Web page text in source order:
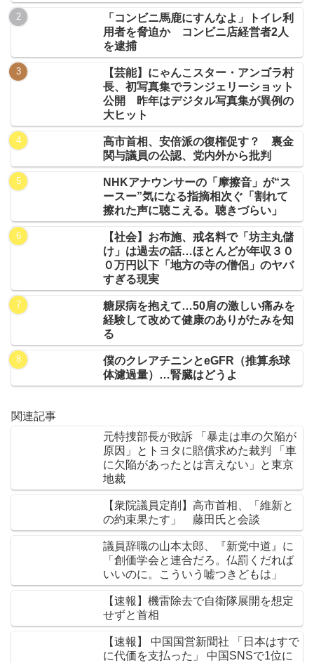
「コンビニ馬鹿にすんなよ」トイレ利
用者を脅迫か コンビニ店経営者2人
を逮捕
【芸能】にゃんこスター・アンゴラ村
長、初写真集でランジェリーショット
公開 昨年はデジタル写真集が異例の
大ヒット
高市首相、安倍派の復権促す？ 裏金
関与議員の公認、党内外から批判
NHKアナウンサーの「摩擦音」が“ス
ースー”気になる指摘相次ぐ「割れて
擦れた声に聴こえる。聴きづらい」
【社会】お布施、戒名料で「坊主丸儲
け」は過去の話…ほとんどが年収３０
０万円以下「地方の寺の僧侶」のヤバ
すぎる現実
糖尿病を抱えて…50肩の激しい痛みを
経験して改めて健康のありがたみを知
る
僕のクレアチニンとeGFR（推算糸球
体濾過量）…腎臓はどうよ
関連記事
元特捜部長が敗訴 「暴走は車の欠陥が
原因」とトヨタに賠償求めた裁判 「車
に欠陥があったとは言えない」と東京
地裁
【衆院議員定削】高市首相、「維新と
の約束果たす」 藤田氏と会談
議員辞職の山本太郎、『新党中道』に
「創価学会と連合だろ。仏罰くだれば
いいのに。こういう嘘つきどもは」
【速報】機雷除去で自衛隊展開を想定
せずと首相
【速報】 中国国営新聞社 「日本はすで
に代価を支払った」 中国SNSで1位に